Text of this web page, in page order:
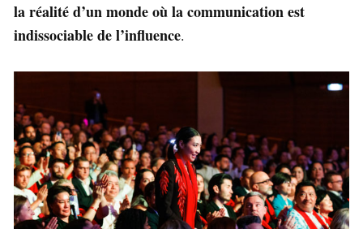
la réalité d’un monde où la communication est
indissociable de l’influence.